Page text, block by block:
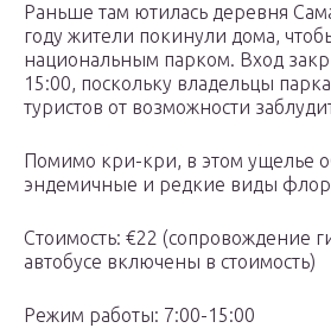
Раньше там ютилась деревня
году жители покинули дома,
национальным парком. Вход
15:00, поскольку владельцы
туристов от возможности
Помимо кри-кри, в этом ущелье
эндемичные и редкие виды
Стоимость: €22 (сопровождение
автобусе включены в стоимость)
Режим работы: 7:00-15:00